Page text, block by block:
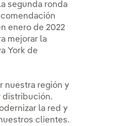
segunda ronda
enero de 2022
mejorar la
York de
nuestra región y
distribución.
la red y
clientes.